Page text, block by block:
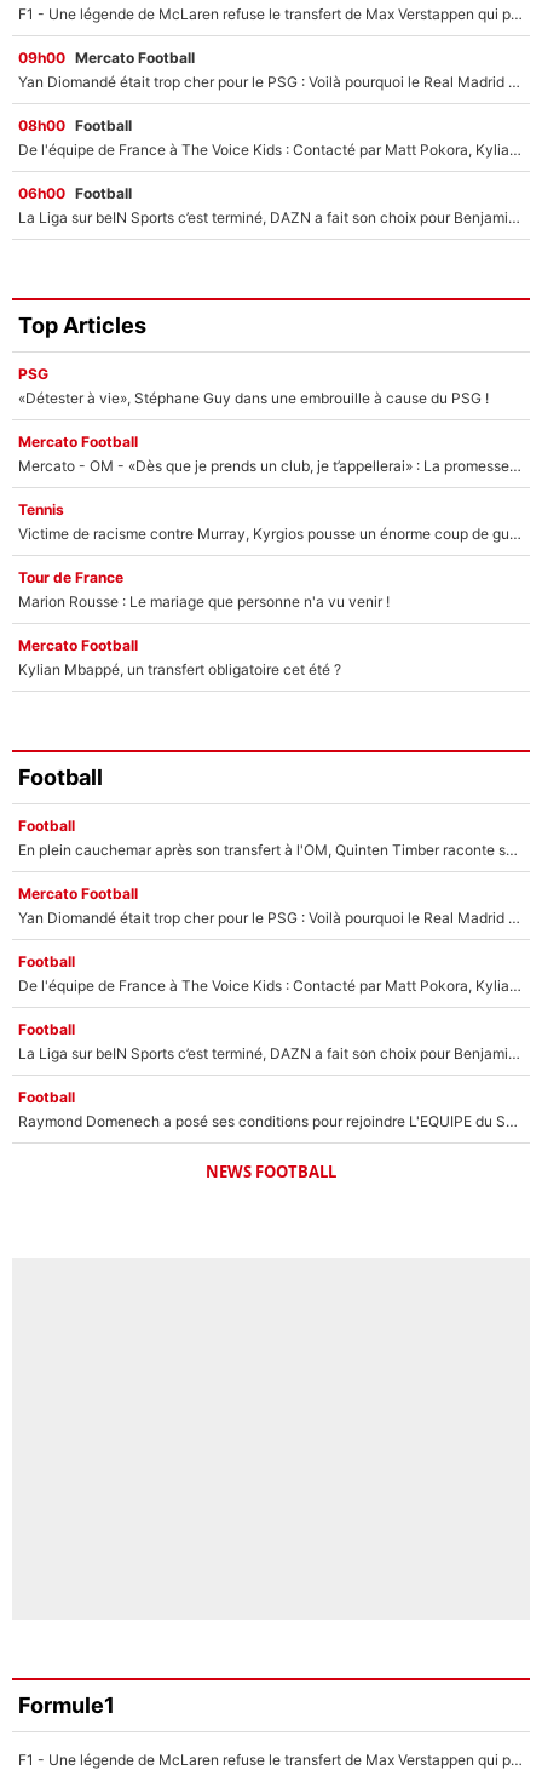
F1 - Une légende de McLaren refuse le transfert de Max Verstappen qui pourrait «faire des vagues» et plomber l'ambiance dans l'équipe
09h00 Mercato Football
Yan Diomandé était trop cher pour le PSG : Voilà pourquoi le Real Madrid a accepté de payer la somme record de 140M€ pour boucler son transfert !
08h00 Football
De l'équipe de France à The Voice Kids : Contacté par Matt Pokora, Kylian Mbappé a accepté de jouer un rôle inédit sur TF1 !
06h00 Football
La Liga sur beIN Sports c’est terminé, DAZN a fait son choix pour Benjamin Da Silva et Omar Da Fonseca !
Top Articles
PSG
«Détester à vie», Stéphane Guy dans une embrouille à cause du PSG !
Mercato Football
Mercato - OM - «Dès que je prends un club, je t’appellerai» : La promesse de Marcelino au moment de claquer la porte
Tennis
Victime de racisme contre Murray, Kyrgios pousse un énorme coup de gueule !
Tour de France
Marion Rousse : Le mariage que personne n'a vu venir !
Mercato Football
Kylian Mbappé, un transfert obligatoire cet été ?
Football
Football
En plein cauchemar après son transfert à l'OM, Quinten Timber raconte ses doutes après sa signature à Marseille
Mercato Football
Yan Diomandé était trop cher pour le PSG : Voilà pourquoi le Real Madrid a accepté de payer la somme record de 140M€ pour boucler son transfert !
Football
De l'équipe de France à The Voice Kids : Contacté par Matt Pokora, Kylian Mbappé a accepté de jouer un rôle inédit sur TF1 !
Football
La Liga sur beIN Sports c’est terminé, DAZN a fait son choix pour Benjamin Da Silva et Omar Da Fonseca !
Football
Raymond Domenech a posé ses conditions pour rejoindre L'EQUIPE du Soir : Il refuse de faire l'émission avec un autre chroniqueur !
NEWS FOOTBALL
Formule1
F1 - Une légende de McLaren refuse le transfert de Max Verstappen qui pourrait «faire des vagues» et plomber l'ambiance dans l'équipe